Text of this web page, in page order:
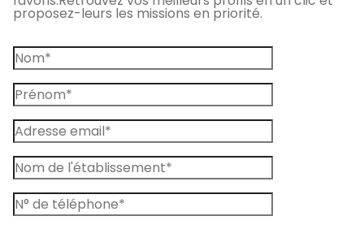
proposez-leurs les missions en priorité.